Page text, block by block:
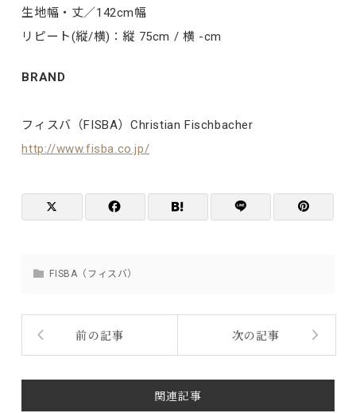
生地幅・丈／142cm幅
リピート(縦/横)：縦 75cm / 横 -cm
BRAND
フィスバ（FISBA）Christian Fischbacher
http://www.fisba.co.jp/
FISBA（フィスバ）
前の記事 次の記事
関連記事